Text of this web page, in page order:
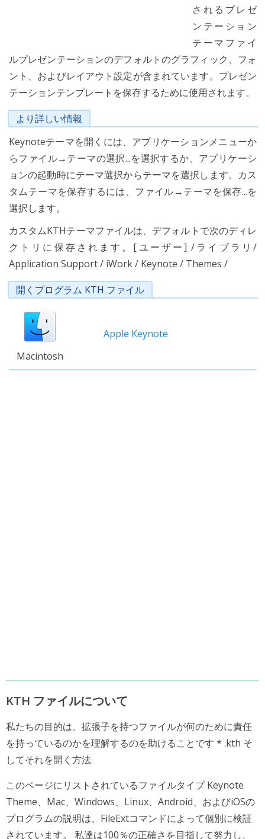
されるプレゼ
ンテーション
テーマファイ
ルプレゼンテーションのデフォルトのグラフィック、フォ
ント、およびレイアウト設定が含まれています。プレゼン
テーションテンプレートを保存するために使用されます。
より詳しい情報
Keynoteテーマを開くには、アプリケーションメニューか
らファイル→テーマの選択...を選択するか、アプリケーシ
ョンの起動時にテーマ選択からテーマを選択します。カス
タムテーマを保存するには、ファイル→テーマを保存...を
選択します。
カスタムKTHテーマファイルは、デフォルトで次のディレ
クトリに保存されます。[ユーザー] /ライブラリ/
Application Support / iWork / Keynote / Themes /
開くプログラム KTH ファイル
Macintosh
Apple Keynote
KTH ファイルについて
私たちの目的は、拡張子を持つファイルが何のために責任
を持っているのかを理解するのを助けることです * .kth そ
してそれを開く方法.
このページにリストされているファイルタイプ Keynote
Theme、Mac、Windows、Linux、Android、およびiOSの
プログラムの説明は、FileExtコマンドによって個別に検証
されています。 私達は100％の正確さを目指して努力し、